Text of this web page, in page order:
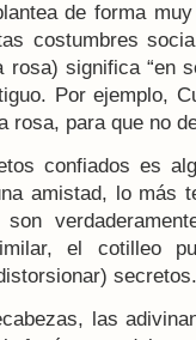
de forma
costumbres
significa “en
Por ejemplo,
rosa, para que no
confiados es
amistad, lo más
el cotilleo
secretos.
las